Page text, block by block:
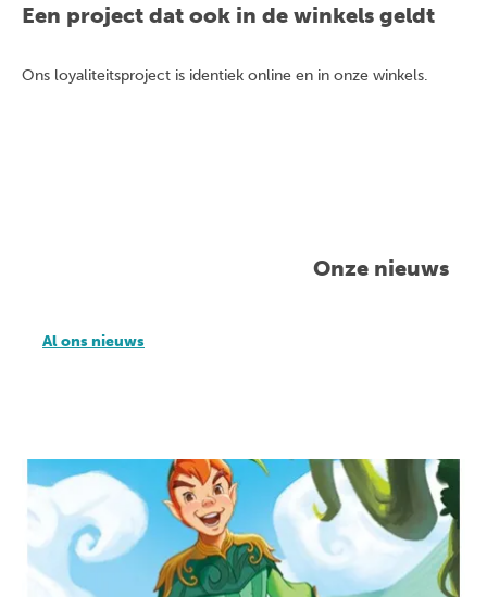
Een project dat ook in de winkels geldt
Ons loyaliteitsproject is identiek online en in onze winkels.
Onze nieuws
Al ons nieuws